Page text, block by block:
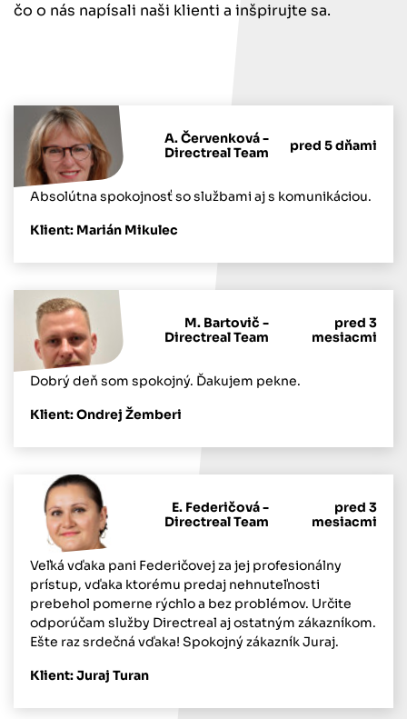
čo o nás napísali naši klienti a inšpirujte sa.
A. Červenková -
Directreal Team
pred 5 dňami
Absolútna spokojnosť so službami aj s komunikáciou.
Klient: Marián Mikulec
M. Bartovič -
Directreal Team
pred 3
mesiacmi
Dobrý deň som spokojný. Ďakujem pekne.
Klient: Ondrej Žemberi
E. Federičová -
Directreal Team
pred 3
mesiacmi
Veľká vďaka pani Federičovej za jej profesionálny
prístup, vďaka ktorému predaj nehnuteľnosti
prebehol pomerne rýchlo a bez problémov. Určite
odporúčam služby Directreal aj ostatným zákazníkom.
Ešte raz srdečná vďaka! Spokojný zákazník Juraj.
Klient: Juraj Turan